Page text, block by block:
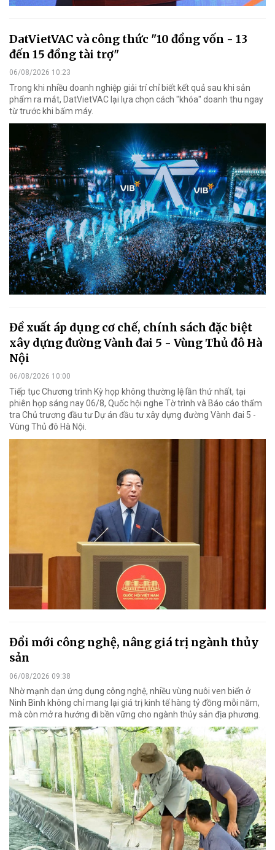
DatVietVAC và công thức "10 đồng vốn - 13
đến 15 đồng tài trợ"
06/08/2026 10:23
Trong khi nhiều doanh nghiệp giải trí chỉ biết kết quả sau khi sản
phẩm ra mắt, DatVietVAC lại lựa chọn cách "khóa" doanh thu ngay
từ trước khi bấm máy.
Đề xuất áp dụng cơ chế, chính sách đặc biệt
xây dựng đường Vành đai 5 - Vùng Thủ đô Hà
Nội
06/08/2026 10:00
Tiếp tục Chương trình Kỳ họp không thường lệ lần thứ nhất, tại
phiên họp sáng nay 06/8, Quốc hội nghe Tờ trình và Báo cáo thẩm
tra Chủ trương đầu tư Dự án đầu tư xây dựng đường Vành đai 5 -
Vùng Thủ đô Hà Nội.
Đổi mới công nghệ, nâng giá trị ngành thủy
sản
06/08/2026 09:38
Nhờ mạnh dạn ứng dụng công nghệ, nhiều vùng nuôi ven biển ở
Ninh Bình không chỉ mang lại giá trị kinh tế hàng tỷ đồng mỗi năm,
mà còn mở ra hướng đi bền vững cho ngành thủy sản địa phương.